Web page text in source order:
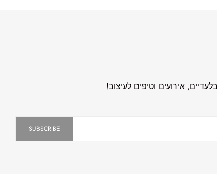
אירועים וטיפים לעיצוב!